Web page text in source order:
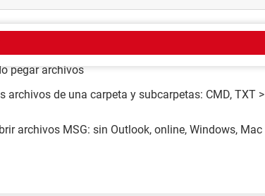
DEL MISMO TEMA
pegar archivos
archivos de una carpeta y subcarpetas: CMD, TXT >
archivos MSG: sin Outlook, online, Windows, Mac